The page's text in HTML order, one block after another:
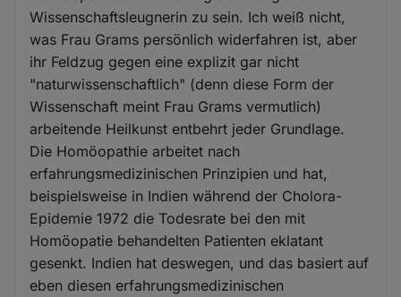
Wissenschaftsleugnerin zu sein. Ich weiß nicht,
was Frau Grams persönlich widerfahren ist, aber
ihr Feldzug gegen eine explizit gar nicht
"naturwissenschaftlich" (denn diese Form der
Wissenschaft meint Frau Grams vermutlich)
arbeitende Heilkunst entbehrt jeder Grundlage.
Die Homöopathie arbeitet nach
erfahrungsmedizinischen Prinzipien und hat,
beispielsweise in Indien während der Cholora-
Epidemie 1972 die Todesrate bei den mit
Homöopatie behandelten Patienten eklatant
gesenkt. Indien hat deswegen, und das basiert auf
eben diesen erfahrungsmedizinischen